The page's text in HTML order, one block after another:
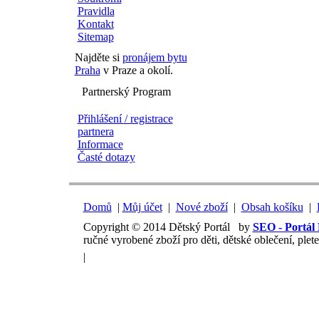
Pravidla
Kontakt
Sitemap
Najděte si pronájem bytu
Praha v Praze a okolí.
Partnerský Program
Přihlášení / registrace
partnera
Informace
Časté dotazy
Domů | Můj účet| Nové zboží| Obsah košíku |
Copyright © 2014 Dětský Portál by SEO -
ručné vyrobené zboží pro děti, dětské oblečení,
|